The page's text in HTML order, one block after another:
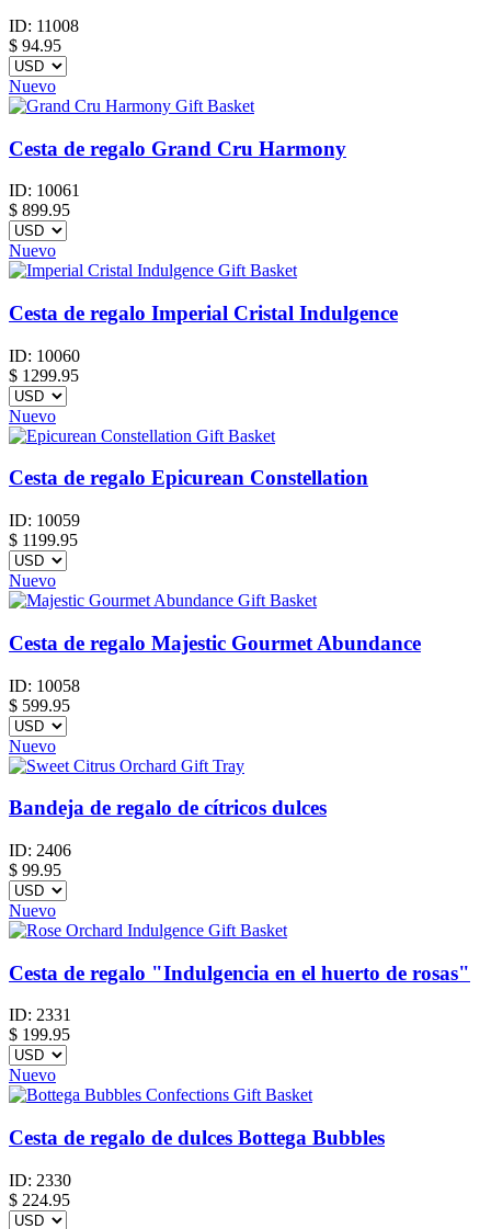
ID: 11008
$ 94.95
Nuevo
Cesta de regalo Grand Cru Harmony
ID: 10061
$ 899.95
Nuevo
Cesta de regalo Imperial Cristal Indulgence
ID: 10060
$ 1299.95
Nuevo
Cesta de regalo Epicurean Constellation
ID: 10059
$ 1199.95
Nuevo
Cesta de regalo Majestic Gourmet Abundance
ID: 10058
$ 599.95
Nuevo
Bandeja de regalo de cítricos dulces
ID: 2406
$ 99.95
Nuevo
Cesta de regalo "Indulgencia en el huerto de rosas"
ID: 2331
$ 199.95
Nuevo
Cesta de regalo de dulces Bottega Bubbles
ID: 2330
$ 224.95